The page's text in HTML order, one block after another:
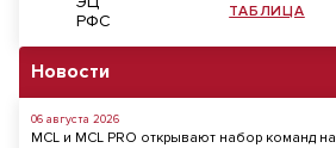
ТАБЛИЦА
Новости
06 августа 2026
MCL и MCL PRO открывают набор команд